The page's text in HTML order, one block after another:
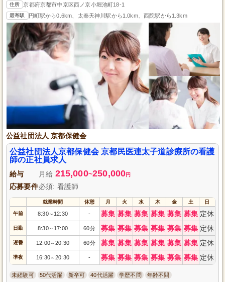
住所 京都府京都市中京区西ノ京小堀池町18-1
最寄駅 円町駅から0.6km、太秦天神川駅から1.0km、西院駅から1.3km
公益社団法人 京都保健会
公益社団法人京都保健会 京都民医連太子道診療所の看護
師の正社員求人
給与 月給 215,000~250,000円
応募要件必須: 看護師
就業時間 休憩 月 火 水 木 金 土 日
午前 8:30～ 12:30 - 募集 募集 募集 募集 募集 募集 定休
日勤 8:30～ 17:00 60分 募集 募集 募集 募集 募集 募集 定休
遅番 12:00～20:30 60分 募集 募集 募集 募集 募集 募集 定休
準夜 16:30～20:30 - 募集 募集 募集 募集 募集 募集 定休
未経験可 50代活躍 新卒可 40代活躍 学歴不問 年齢不問